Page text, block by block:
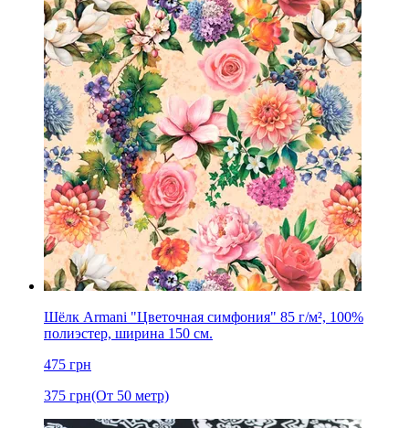
Шёлк Armani "Цветочная симфония" 85 г/м², 100%
полиэстер, ширина 150 см.
475 грн
375 грн(От 50 метр)